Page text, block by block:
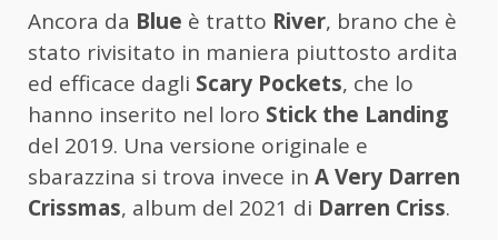
Ancora da Blue è tratto River, brano che è
stato rivisitato in maniera piuttosto ardita
ed efficace dagli Scary Pockets, che lo
hanno inserito nel loro Stick the Landing
del 2019. Una versione originale e
sbarazzina si trova invece in A Very Darren
Crissmas, album del 2021 di Darren Criss.